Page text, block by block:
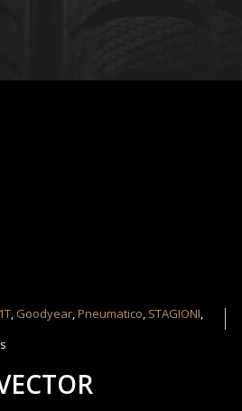
, Goodyear,Pneumatico, STAGIONI,